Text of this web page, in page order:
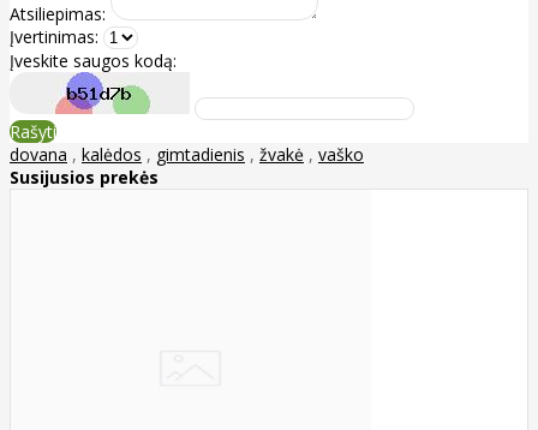
Atsiliepimas:
Įvertinimas:
Įveskite saugos kodą:
Rašyti
dovana , kalėdos , gimtadienis , žvakė , vaško
Susijusios prekės